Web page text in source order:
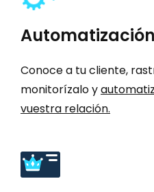
Automatización
Conoce a tu cliente,
monitorízalo y
vuestra relación.